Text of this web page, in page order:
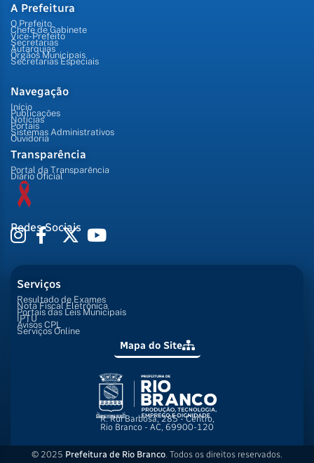
A Prefeitura
O Prefeito
Chefe de Gabinete
Vice-Prefeito
Secretarias
Autarquias
Órgãos Municipais
Secretarias Especiais
Navegação
Início
Publicações
Notícias
Portais
Sistemas Administrativos
Ouvidoria
Transparência
Portal da Transparência
Diário Oficial
Redes Sociais
Serviços
Resultado de Exames
Nota Fiscal Eletrônica
Portais das Leis Municipais
IPTU
Avisos CPL
Serviços Online
Mapa do Site
R. Rui Barbosa, 285 - Centro,
Rio Branco - AC, 69900-120
© 2025 Prefeitura de Rio Branco. Todos os direitos reservados.